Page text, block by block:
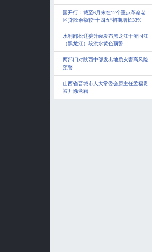
国开行：截至6月末在12个重点革命老
区贷款余额较“十四五”初期增长33%
水利部松辽委升级发布黑龙江干流同江
（黑龙江）段洪水黄色预警
两部门对陕西中部发出地质灾害高风险
预警
山西省晋城市人大常委会原主任孟福贵
被开除党籍